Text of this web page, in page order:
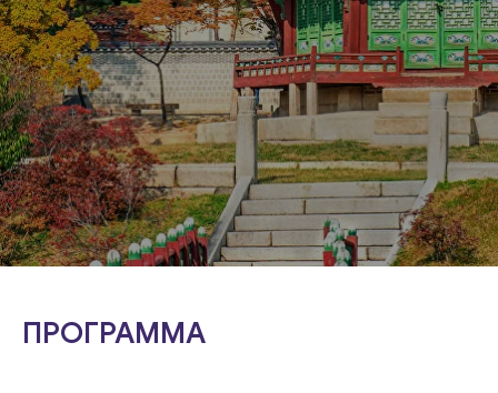
ПРОГРАММА